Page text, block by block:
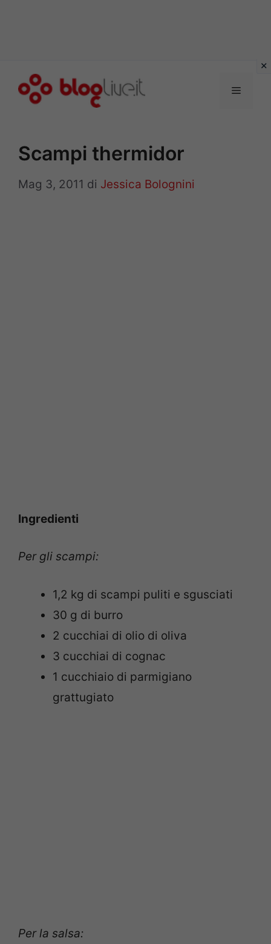
Menu
Scampi thermidor
Mag 3, 2011 di Jessica Bolognini
Ingredienti
Per gli scampi:
1,2 kg di scampi puliti e sgusciati
30 g di burro
2 cucchiai di olio di oliva
3 cucchiai di cognac
1 cucchiaio di parmigiano
grattugiato
Per la salsa: